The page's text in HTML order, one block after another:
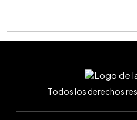
Todos los derechos